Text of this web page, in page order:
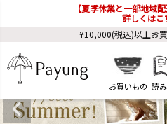
【夏季休業と一部地域
詳しくは
¥10,000(税込)以上お
お買いもの 読